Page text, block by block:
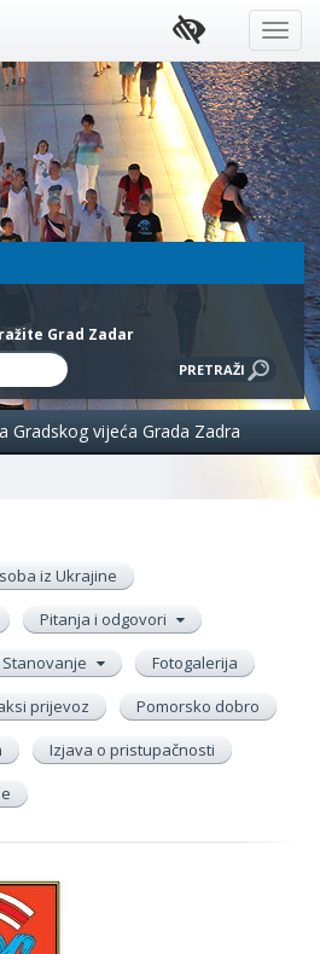
Grad Zadar
Gradskog vijeća Grada Zadra
iz Ukrajine
Pitanja i odgovori
Stanovanje
Fotogalerija
prijevoz
Pomorsko dobro
Izjava o pristupačnosti